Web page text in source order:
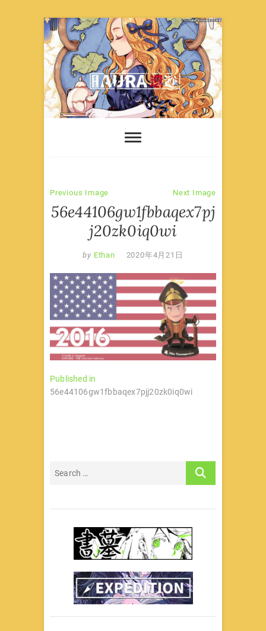
Skip
to
content
Previous Image Next Image
56e44106gw1fbbaqex7pj
j20zk0iq0wi
by Ethan 2020年4月21日
文
章
Published in
56e44106gw1fbbaqex7pjj20zk0iq0wi